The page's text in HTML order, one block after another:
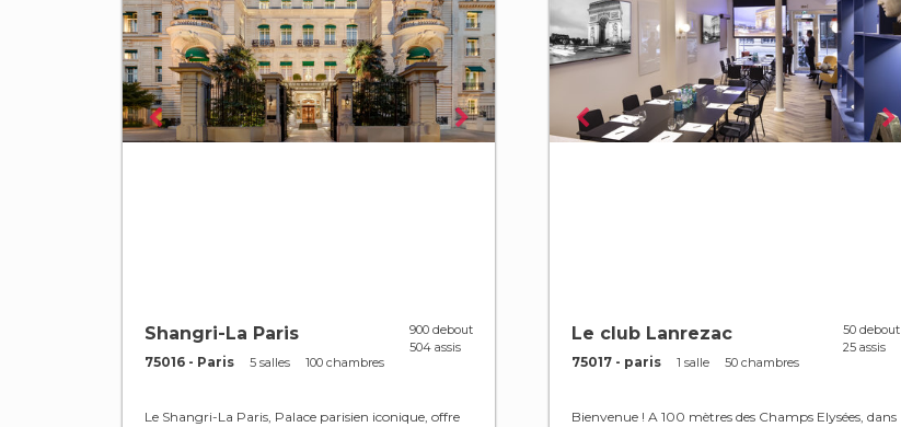
Shangri-La Paris
75016 - Paris 5 salles 100 chambres
900 debout
504 assis
Le Shangri-La Paris, Palace parisien iconique, offre
Le club Lanrezac
75017 - paris 1 salle 50 chambres
50 debout
25 assis
Bienvenue ! A 100 mètres des Champs Elysées, dans